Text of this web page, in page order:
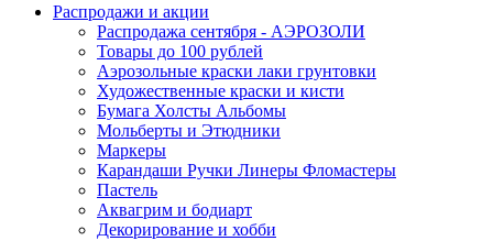
Распродажи и акции
Распродажа сентября - АЭРОЗОЛИ
Товары до 100 рублей
Аэрозольные краски лаки грунтовки
Художественные краски и кисти
Бумага Холсты Альбомы
Мольберты и Этюдники
Маркеры
Карандаши Ручки Линеры Фломастеры
Пастель
Аквагрим и бодиарт
Декорирование и хобби